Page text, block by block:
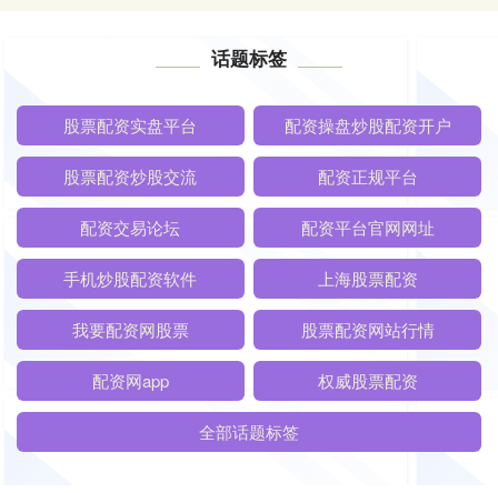
话题标签
股票配资实盘平台 配资操盘炒股配资开户
股票配资炒股交流 配资正规平台
配资交易论坛 配资平台官网网址
手机炒股配资软件 上海股票配资
我要配资网股票 股票配资网站行情
配资网app 权威股票配资
全部话题标签